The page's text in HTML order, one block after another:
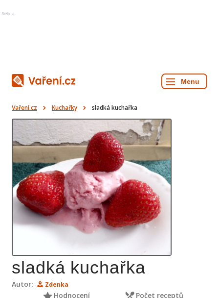
Reklama
Vaření.cz Kuchařky sladká kuchařka
sladká kuchařka
Autor: Zdenka
Hodnocení Počet receptů